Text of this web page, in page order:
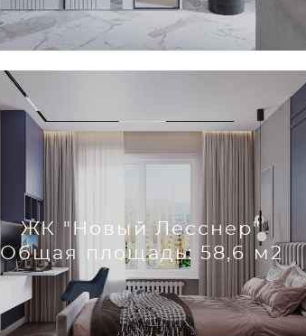
ЖК "Новый Лесснер"
Общая площадь: 58,6 м2